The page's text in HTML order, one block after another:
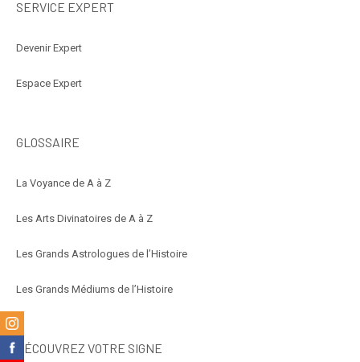
SERVICE EXPERT
Devenir Expert
Espace Expert
GLOSSAIRE
La Voyance de A à Z
Les Arts Divinatoires de A à Z
Les Grands Astrologues de l’Histoire
Les Grands Médiums de l’Histoire
DÉCOUVREZ VOTRE SIGNE